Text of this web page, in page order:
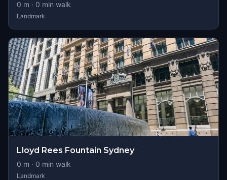
0 m · 0 min walk
Landmark
Lloyd Rees Fountain Sydney
0 m · 0 min walk
Landmark